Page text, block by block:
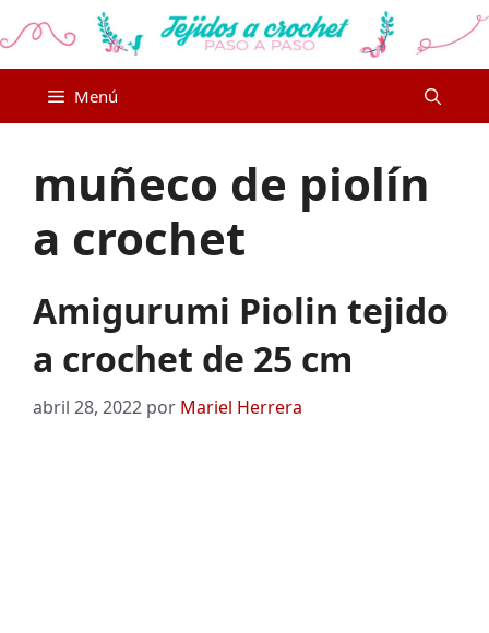
al
Menú
muñeco de piolín
a crochet
Amigurumi Piolin tejido
a crochet de 25 cm
abril 28, 2022 por Mariel Herrera